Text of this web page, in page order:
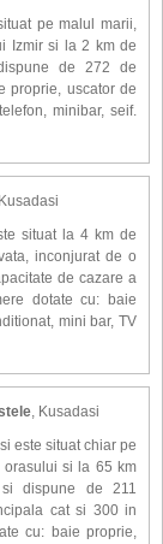
pe malul marii,
Izmir si la 2 km de
de 272 de
proprie, uscator de
minibar, seif.
Kusadasi:
situat la 4 km de
inconjurat de o
de cazare a
dotate cu: baie
mini bar, TV
oferite la hotel
, Kusadasi
este situat chiar pe
si la 65 km
dispune de 211
cat si 300 in
cu: baie proprie,